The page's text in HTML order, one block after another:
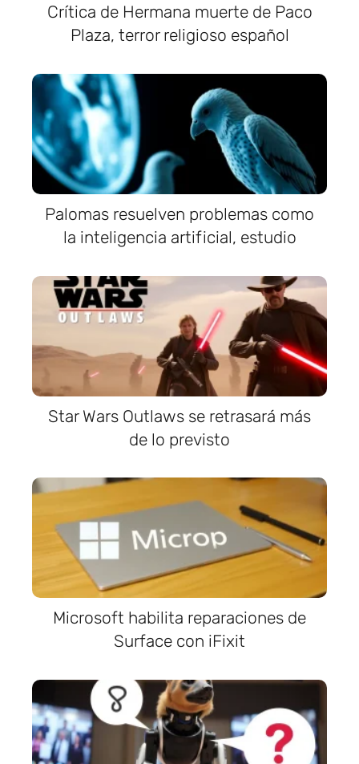
Crítica de Hermana muerte de Paco
Plaza, terror religioso español
Palomas resuelven problemas como
la inteligencia artificial, estudio
Star Wars Outlaws se retrasará más
de lo previsto
Microsoft habilita reparaciones de
Surface con iFixit